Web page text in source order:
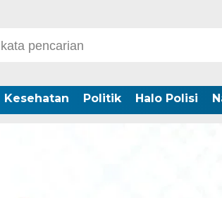
Kesehatan Politik Halo Polisi